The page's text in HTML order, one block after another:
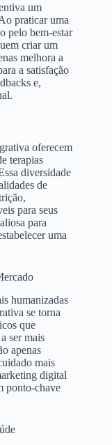
um
praticar uma
pelo bem-estar
criar um
melhora a
a satisfação
e,
oferecem
terapias
diversidade
de
para seus
para
uma
humanizadas
se torna
que
ser mais
apenas
mais
digital
ponto-chave